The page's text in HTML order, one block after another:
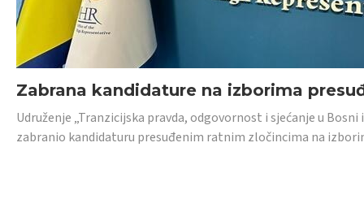
Zabrana kandidature na izborima
Udruženje „Tranzicijska pravda, odgovornost i sjećanje u
zabranio kandidaturu presuđenim ratnim zločincima na